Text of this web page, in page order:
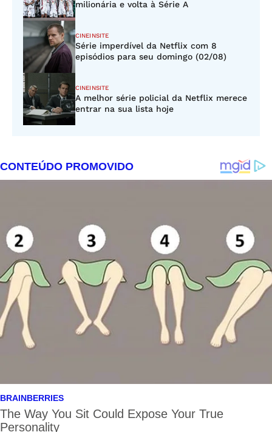
milionária e volta à Série A
CINEINSITE
Série imperdível da Netflix com 8
episódios para seu domingo (02/08)
CINEINSITE
A melhor série policial da Netflix merece
entrar na sua lista hoje